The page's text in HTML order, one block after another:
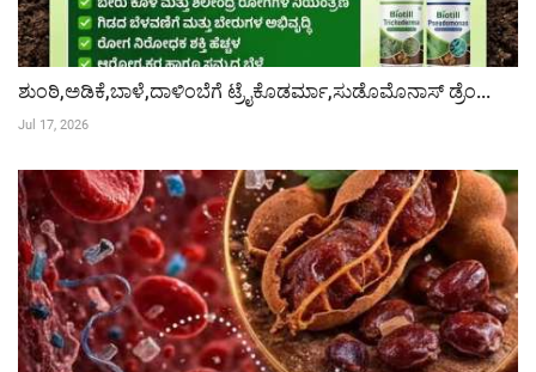
ಶುಂಠಿ,ಅಡಿಕೆ,ಬಾಳೆ,ದಾಳಿಂಬೆಗೆ ಟ್ರೈಕೊಡರ್ಮಾ,ಸುಡೊಮೊನಾಸ್ ಡ್ರೆಂ...
Jul 17, 2026